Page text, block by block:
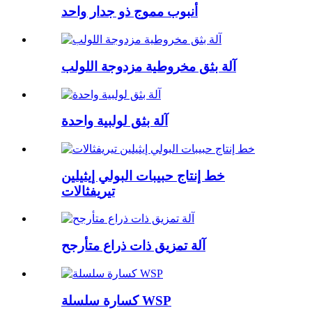
أنبوب مموج ذو جدار واحد
آلة بثق مخروطية مزدوجة اللولب
آلة بثق لولبية واحدة
خط إنتاج حبيبات البولي إيثيلين
تيريفثالات
آلة تمزيق ذات ذراع متأرجح
كسارة سلسلة WSP